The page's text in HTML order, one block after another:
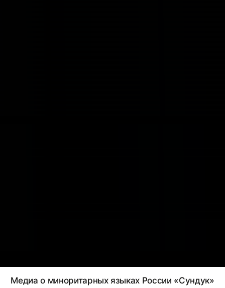
Медиа о миноритарных языках России «Сундук»